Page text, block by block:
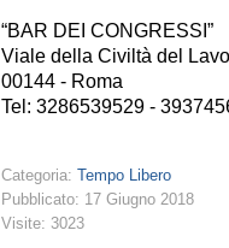
“BAR DEI CONGRESSI”
Viale della Civiltà del
00144 - Roma
Tel: 3286539529 -
Categoria: Tempo Libero
Pubblicato: 17 Giugno 2018
Visite: 3023